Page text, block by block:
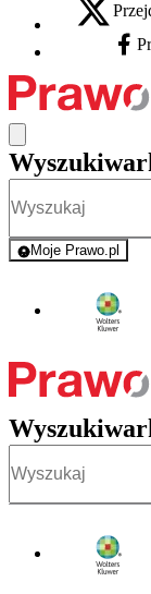
X - otwiera
Moje Prawo.pl
- rejestracja i